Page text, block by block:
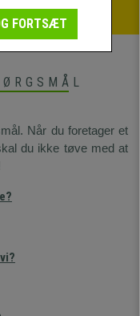
- Se tilbuddet
Når du foretager et
du ikke tøve med at
?
FORTSÆT